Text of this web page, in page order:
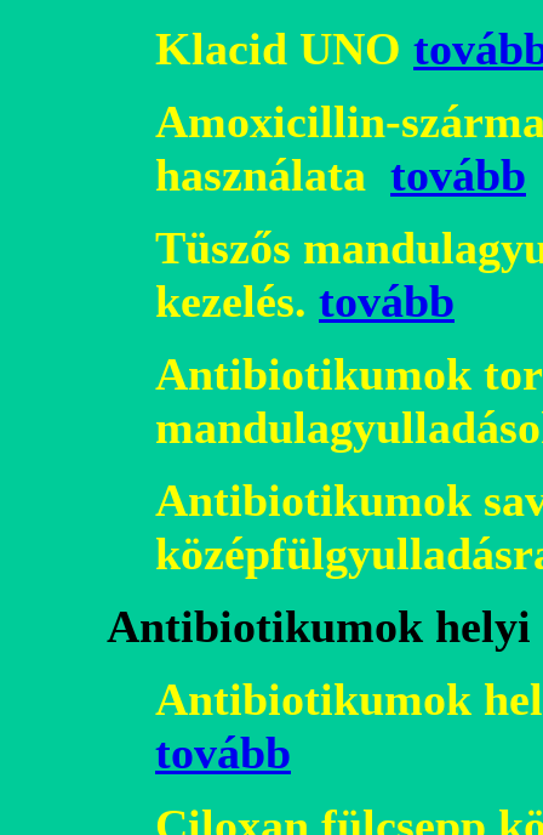
Klacid UNO
Amoxicillin-
használata tovább
Tüszős
kezelés. tovább
Antibiotikumok
Antibiotikumok
Antibiotikumok helyi
Antibiotikumok
tovább